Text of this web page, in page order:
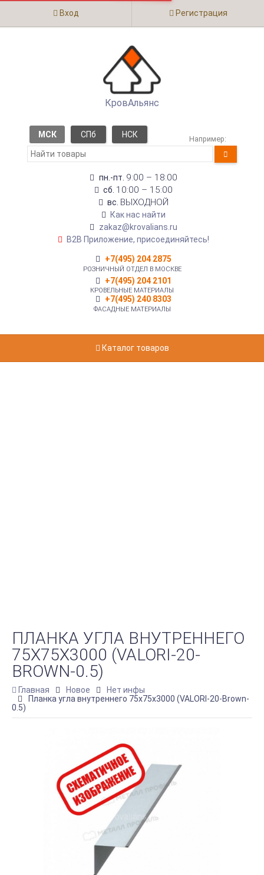
Вход Регистрация
КровАльянс
МСК СПб НСК Например:
пн.-пт. 9:00 – 18:00
сб. 10:00 – 15:00
вс. ВЫХОДНОЙ
Как нас найти
zakaz@krovalians.ru
B2B Приложение, присоединяйтесь!
+7(495) 204 2875
РОЗНИЧНЫЙ ОТДЕЛ В МОСКВЕ
+7(495) 204 2101
КРОВЕЛЬНЫЕ МАТЕРИАЛЫ
+7(495) 240 8303
ФАСАДНЫЕ МАТЕРИАЛЫ
Каталог товаров
ПЛАНКА УГЛА ВНУТРЕННЕГО
75Х75Х3000 (VALORI-20-
BROWN-0.5)
Главная Новое
Нет инфы
Планка угла внутреннего 75х75х3000 (VALORI-20-Brown-
0.5)